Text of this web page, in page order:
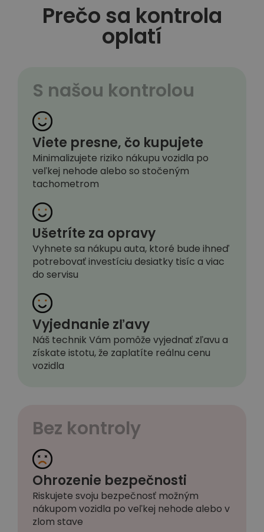
Prečo sa kontrola
oplatí
S našou kontrolou
Viete presne, čo kupujete
Minimalizujete riziko nákupu vozidla po
veľkej nehode alebo so stočeným
tachometrom
Ušetríte za opravy
Vyhnete sa nákupu auta, ktoré bude ihneď
potrebovať investíciu desiatky tisíc a viac
do servisu
Vyjednanie zľavy
Náš technik Vám pomôže vyjednať zľavu a
získate istotu, že zaplatíte reálnu cenu
vozidla
Bez kontroly
Ohrozenie bezpečnosti
Riskujete svoju bezpečnosť možným
nákupom vozidla po veľkej nehode alebo v
zlom stave